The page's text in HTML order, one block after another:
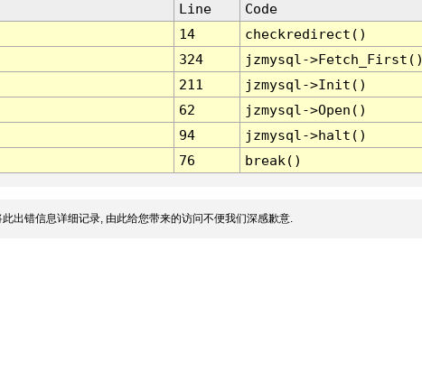
Line
Code
14
checkredirect()
324
jzmysql-
211
jzmysql->Init()
62
jzmysql->Open()
94
jzmysql->halt()
76 break()
出错信息详细记录, 由此给您带来的访问不便我们深感歉意.